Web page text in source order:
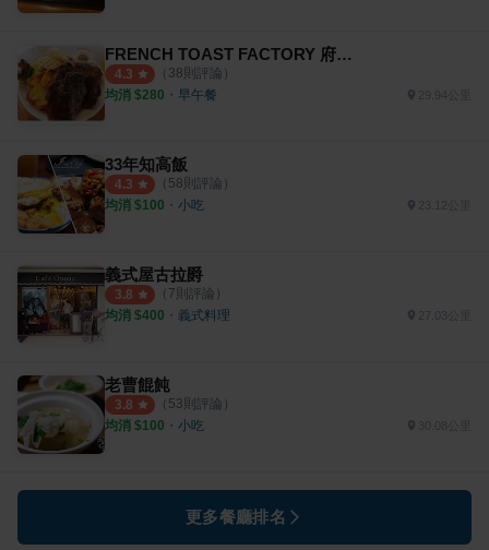
FRENCH TOAST FACTORY 府中旗艦店
4.3 （ 38則評論）
均消 $280 ・ 早午餐 29.94公里
33年知高飯
4.3 （ 58則評論）
均消 $100 ・ 小吃
義式屋古拉爵
3.8 （ 7則評論）
均消 $400 ・ 義式料理
老曹餛飩
3.8 （ 53則評論）
均消 $100 ・ 小吃
更多餐廳排名